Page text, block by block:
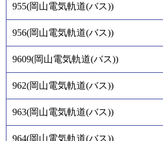
955(岡山電気軌道(バス))
956(岡山電気軌道(バス))
9609(岡山電気軌道(バス))
962(岡山電気軌道(バス))
963(岡山電気軌道(バス))
964(岡山電気軌道(バス))